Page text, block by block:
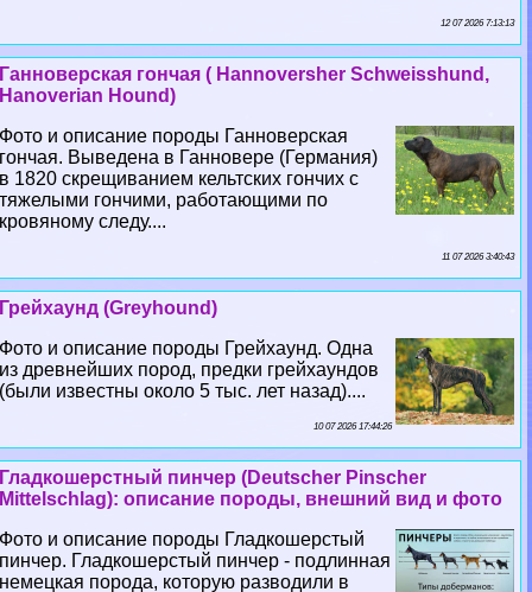
12 07 2026 7:13:13
Ганноверская гончая ( Hannoversher Schweisshund,
Hanoverian Hound)
Фото и описание породы Ганноверская
гончая. Выведена в Ганновере (Германия)
в 1820 скрещиванием кельтских гончих с
тяжелыми гончими, работающими по
кровяному следу....
11 07 2026 3:40:43
Грейхаунд (Greyhound)
Фото и описание породы Грейхаунд. Одна
из древнейших пород, предки грейхаундов
(были известны около 5 тыс. лет назад)....
10 07 2026 17:44:26
Гладкошерстный пинчер (Deutscher Pinscher
Mittelschlag): описание породы, внешний вид и фото
Фото и описание породы Гладкошерстый
пинчер. Гладкошерстый пинчер - подлинная
немецкая порода, которую разводили в